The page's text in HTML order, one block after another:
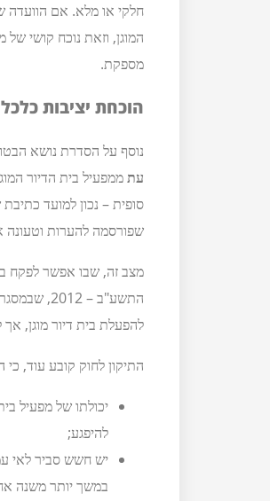
חלקי או מלא. אם הוועדה
המוגן, וזאת נוכח קושי
מספקת.
הוכחת יציבות
נוסף על הסדרת נושא
עתממפעיל בית הדיור
שפורסמה להערות וטעונה
מצב זה, שבו אפשר לפקח
התשע"ב –
להפעלת בית דיור מוגן,
התיקון לחוק קובע עוד,
יכולתו של מפעיל
להיפגע;
יש חשש סביר לאי
במשך יותר משנה